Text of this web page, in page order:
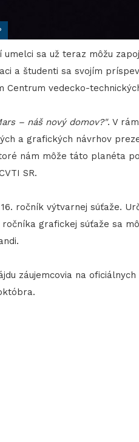
umelci sa už teraz môžu
a študenti sa svojím
vedecko-
– náš nový domov?". V
a grafických návrhov
nám môže táto planéta
SR.
ročník výtvarnej súťaže.
ročníka grafickej súťaže sa
záujemcovia na